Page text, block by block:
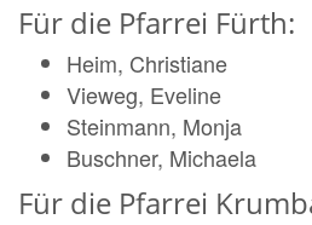
Für die Pfarrei Fürth:
Heim, Christiane
Vieweg, Eveline
Steinmann, Monja
Buschner, Michaela
Für die Pfarrei